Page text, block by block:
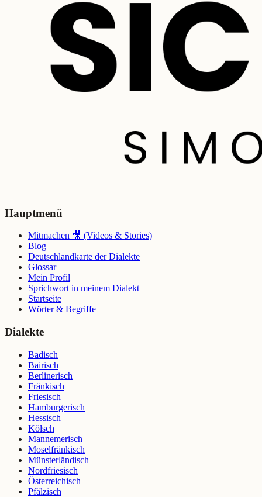
Hauptmenü
Mitmachen 🎥 (Videos & Stories)
Blog
Deutschlandkarte der Dialekte
Glossar
Mein Profil
Sprichwort in meinem Dialekt
Startseite
Wörter & Begriffe
Dialekte
Badisch
Bairisch
Berlinerisch
Fränkisch
Friesisch
Hamburgerisch
Hessisch
Kölsch
Mannemerisch
Moselfränkisch
Münsterländisch
Nordfriesisch
Österreichisch
Pfälzisch